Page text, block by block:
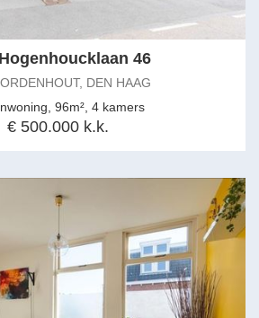
46
DEN HAAG
96m², 4 kamers
€ 500.000 k.k.